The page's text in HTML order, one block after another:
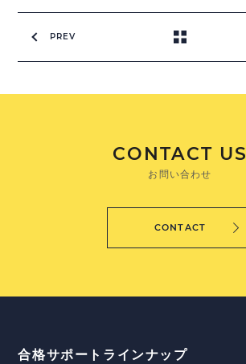
PREV
CONTACT US
お問い合わせ
CONTACT
合格サポートラインナップ